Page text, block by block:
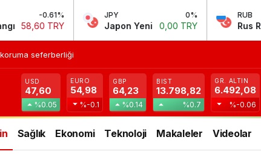
0%
Japon Yeni 0,00 TRY
-0.27%
Rus Rublesi 0,58 TRY
seferberliği
USD
47,60
%0.05
EURO
54,98
%-0.1
GBP
64,23
%0.14
BIST
13.798,82
%0.7
GR. ALTIN
6.492,08
%-0.06
Sağlık Ekonomi Teknoloji Makaleler Videolar